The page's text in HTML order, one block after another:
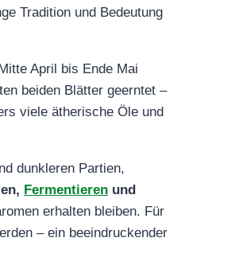
Tradition und Bedeutung
April bis Ende Mai
beiden Blätter geerntet –
viele ätherische Öle und
dunkleren Partien,
Fermentieren und
erhalten bleiben. Für
– ein beeindruckender